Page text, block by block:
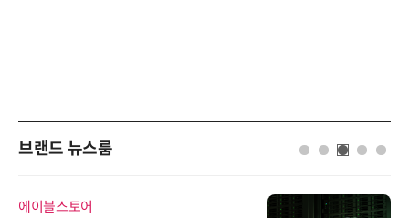
브랜드 뉴스룸
에이블스토어